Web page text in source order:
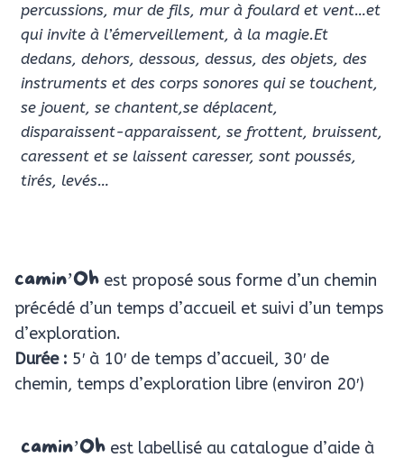
percussions, mur de fils, mur à foulard et vent…et
qui invite à l’émerveillement, à la magie.Et
dedans, dehors, dessous, dessus, des objets, des
instruments et des corps sonores qui se touchent,
se jouent, se chantent,se déplacent,
disparaissent-apparaissent, se frottent, bruissent,
caressent et se laissent caresser, sont poussés,
tirés, levés…
camin’Oh est proposé sous forme d’un chemin
précédé d’un temps d’accueil et suivi d’un temps
d’exploration.
Durée : 5′ à 10′ de temps d’accueil, 30′ de
chemin, temps d’exploration libre (environ 20′)
camin’Oh est labellisé au catalogue d’aide à